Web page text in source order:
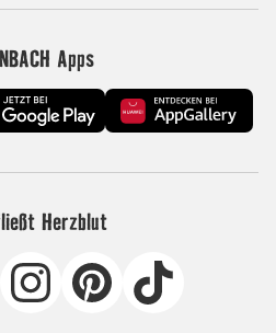
Apps
Herzblut